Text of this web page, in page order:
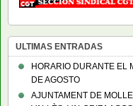
ULTIMAS ENTRADAS
HORARIO DURANTE EL
DE AGOSTO
AJUNTAMENT DE